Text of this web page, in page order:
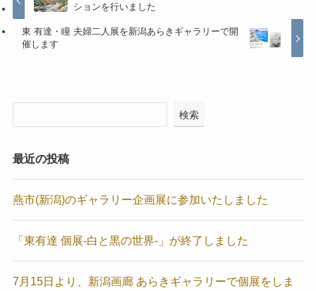
ションを行いました
東 有達・瞳 夫婦二人展を新潟あらきギャラリーで開
催します
検索
最近の投稿
燕市(新潟)のギャラリー企画展に参加いたしました
「東有達 個展-白と黒の世界-」が終了しました
7月15日より、新潟画廊 あらきギャラリーで個展をしま